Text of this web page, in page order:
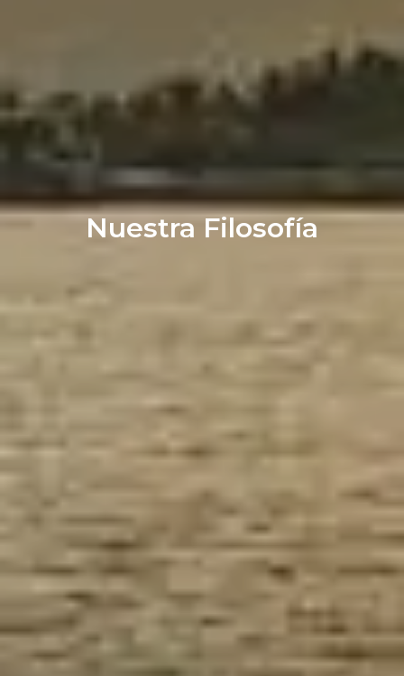
Nuestra Filosofía